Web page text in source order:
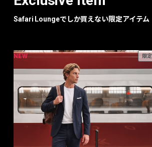
Safari Loungeでしか買えない限定アイテム
NEW 限定